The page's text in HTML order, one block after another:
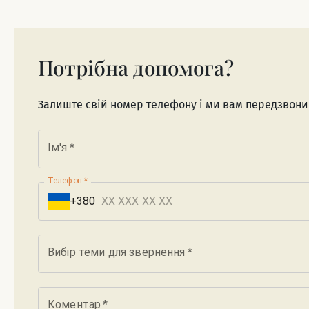
Потрібна допомога?
Залиште свій номер телефону і ми вам
Ім'я *
Телефон *
+380
Вибір теми для звернення *
Коментар *